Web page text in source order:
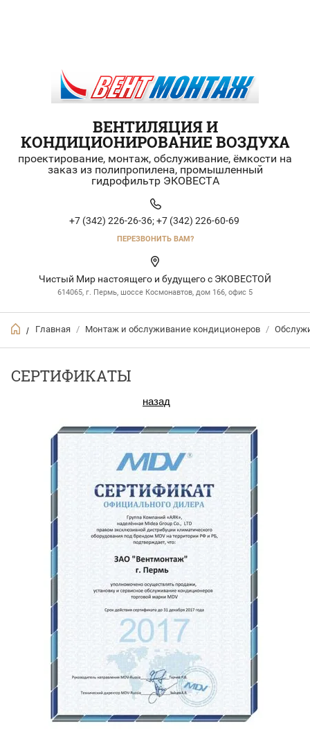
ВЕНТИЛЯЦИЯ И
КОНДИЦИОНИРОВАНИЕ ВОЗДУХА
проектирование, монтаж, обслуживание, ёмкости на
заказ из полипропилена, промышленный
гидрофильтр ЭКОВЕСТА
+7 (342) 226-26-36; +7 (342) 226-60-69
ПЕРЕЗВОНИТЬ ВАМ?
Чистый Мир настоящего и будущего с ЭКОВЕСТОЙ
614065, г. Пермь, шоссе Космонавтов, дом 166, офис 5
/ Главная / Монтаж и обслуживание кондиционеров /
СЕРТИФИКАТЫ
назад